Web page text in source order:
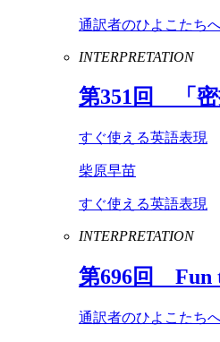
通訳者のひよこたち
INTERPRETATION
第351回 「密
すぐ使える英語表現
柴原早苗
すぐ使える英語表現
INTERPRETATION
第696回 Fun
通訳者のひよこたち